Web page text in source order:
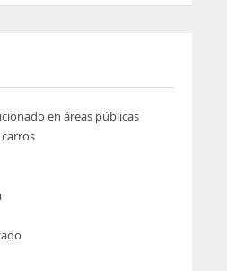
en áreas públicas